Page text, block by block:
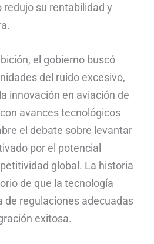
redujo su rentabilidad y
el gobierno buscó
del ruido excesivo,
innovación en aviación de
avances tecnológicos
el debate sobre levantar
por el potencial
global. La historia
de que la tecnología
de regulaciones adecuadas
exitosa.